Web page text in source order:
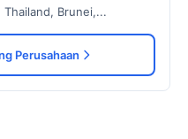
Brunei,...
Perusahaan